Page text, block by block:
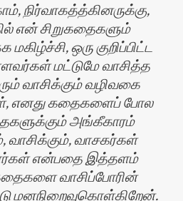
நிர்வாகத்த்கினருக்கு,
என் சிறுகதைகளும்
மகிழ்ச்சி, ஒரு குறிப்பிட்ட
மட்டுமே வாசித்த
வாசிக்கும் வழிவகை
எனது கதைகளைப் போல
அங்கீகாரம்
வாசிக்கும், வாசகர்கள்
என்பதை இத்தளம்
கதைகளை வாசிப்போரின்